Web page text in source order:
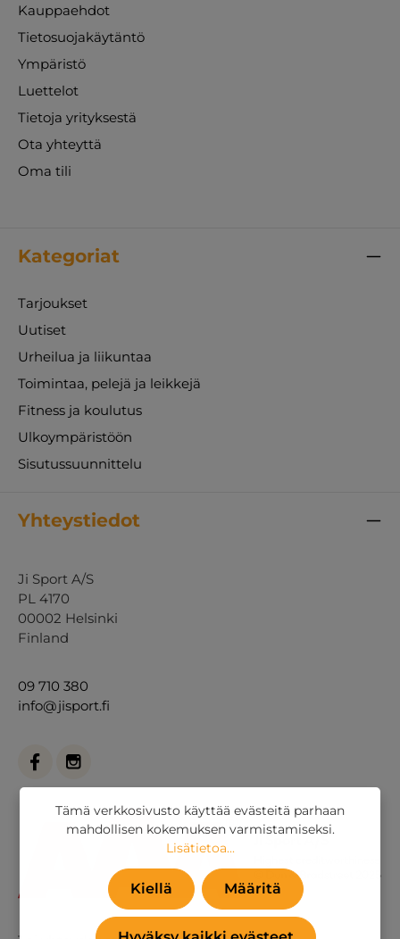
Kauppaehdot
Tietosuojakäytäntö
Ympäristö
Luettelot
Tietoja yrityksestä
Ota yhteyttä
Oma tili
Kategoriat
Tarjoukset
Uutiset
Urheilua ja liikuntaa
Toimintaa, pelejä ja leikkejä
Fitness ja koulutus
Ulkoympäristöön
Sisutussuunnittelu
Yhteystiedot
Ji Sport A/S
PL 4170
00002 Helsinki
Finland
09 710 380
info@jisport.fi
Tämä verkkosivusto käyttää evästeitä parhaan
mahdollisen kokemuksen varmistamiseksi.
Lisätietoa...
Kiellä Määritä